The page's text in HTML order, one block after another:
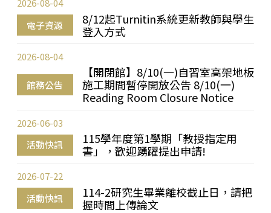
電子資源
8/12起Turnitin系統更新教師與學生
登入方式
2026-08-04
館務公告
【開閉館】8/10(一)自習室高架地板
施工期間暫停開放公告 8/10(一)
Reading Room Closure Notice
2026-08-04
活動快訊
115學年度第1學期「教授指定用
書」，歡迎踴躍提出申請!
2026-06-03
活動快訊
114-2研究生畢業離校截止日，請把
握時間上傳論文
2026-07-22